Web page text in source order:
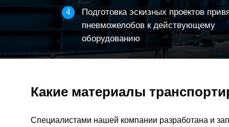
Подготовка эскизных проектов
пневможелобов к действующему
оборудованию
4
Какие материалы
Специалистами нашей компании разработана и